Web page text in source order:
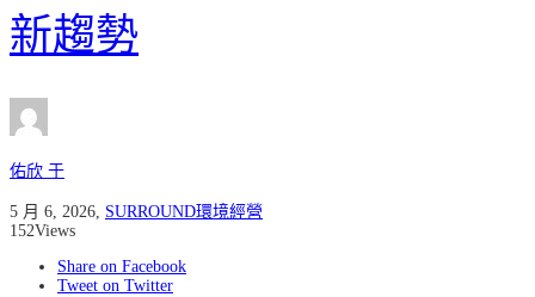
新趨勢
佑欣 于
5 月 6, 2026, SURROUND環境經營
152Views
Share on Facebook
Tweet on Twitter